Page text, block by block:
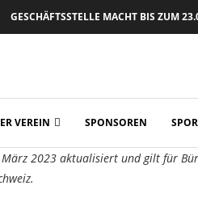
GESCHÄFTSSTELLE MACHT BIS ZUM
VEREIN SPONSOREN
2023 aktualisiert und gilt für